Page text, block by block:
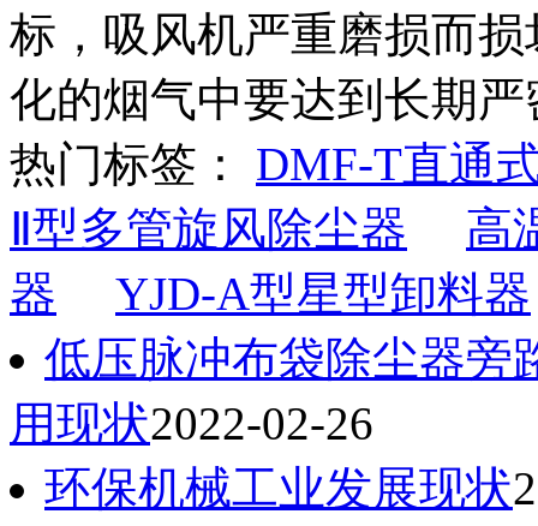
标，吸风机严重磨损而
化的烟气中要达到长期
热门标签： DMF-T直通
Ⅱ型多管旋风除尘器
高
器
YJD-A型星型卸料器
低压脉冲布袋除尘器旁
用现状2022-02-26
环保机械工业发展现状